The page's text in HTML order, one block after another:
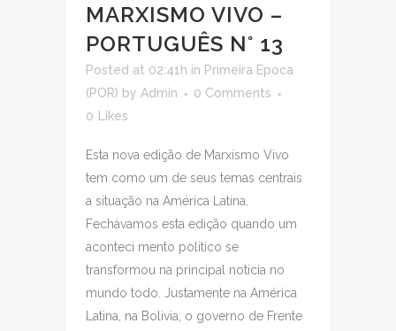
MARXISMO VIVO –
PORTUGUÊS N° 13
Posted at 02:41h in Primeira Epoca
(POR) by Admin
0 Comments
0 Likes
Esta nova edição de Marxismo Vivo
tem como um de seus temas centrais
a situação na América Latina.
Fechávamos esta edição quando um
aconteci mento politico se
transformou na principal noticia no
mundo todo. Justamente na América
Latina, na Bolivia, o governo de Frente